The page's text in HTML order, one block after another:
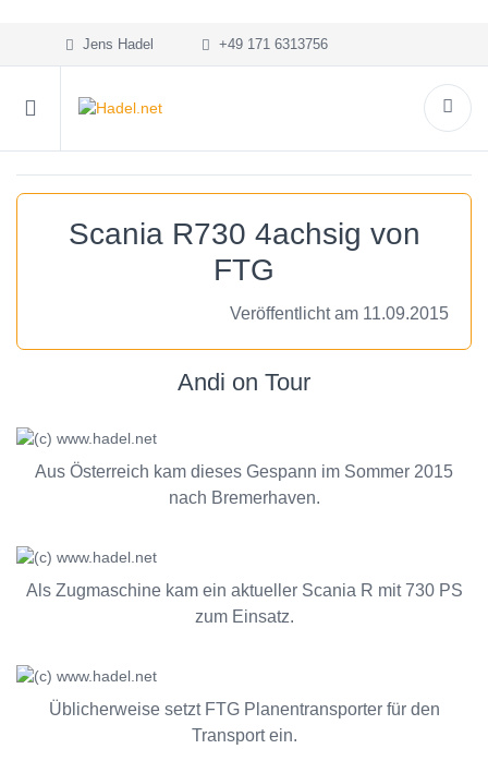
Jens Hadel +49 171 6313756
Scania R730 4achsig von
FTG
Veröffentlicht am 11.09.2015
Andi on Tour
Aus Österreich kam dieses Gespann im Sommer 2015
nach Bremerhaven.
Als Zugmaschine kam ein aktueller Scania R mit 730 PS
zum Einsatz.
Üblicherweise setzt FTG Planentransporter für den
Transport ein.